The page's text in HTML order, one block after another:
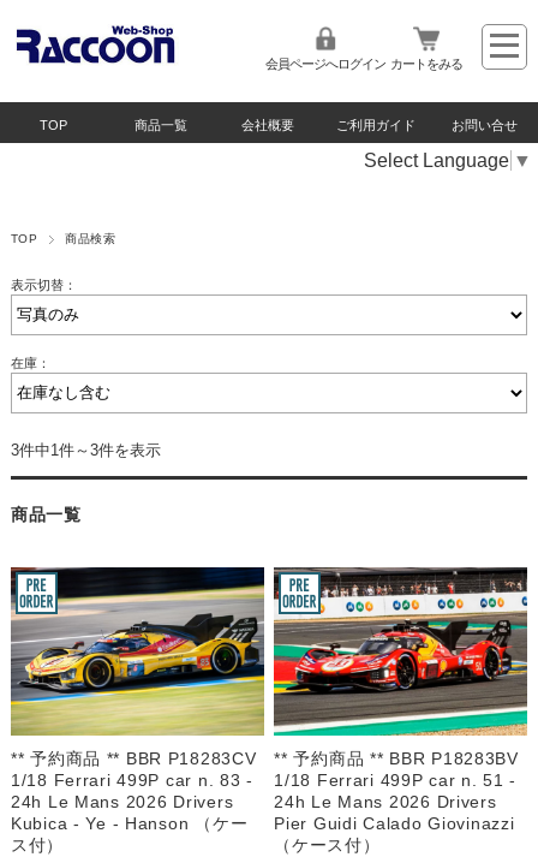
会員ページへログイン カートをみる
TOP 商品一覧 会社概要 ご利用ガイド お問い合せ
Select Language ▼
TOP 商品検索
表示切替：
在庫：
3件中1件～3件を表示
商品一覧
** 予約商品 ** BBR P18283CV
1/18 Ferrari 499P car n. 83 -
24h Le Mans 2026 Drivers
Kubica - Ye - Hanson （ケー
ス付）
** 予約商品 ** BBR P18283BV
1/18 Ferrari 499P car n. 51 -
24h Le Mans 2026 Drivers
Pier Guidi Calado Giovinazzi
（ケース付）